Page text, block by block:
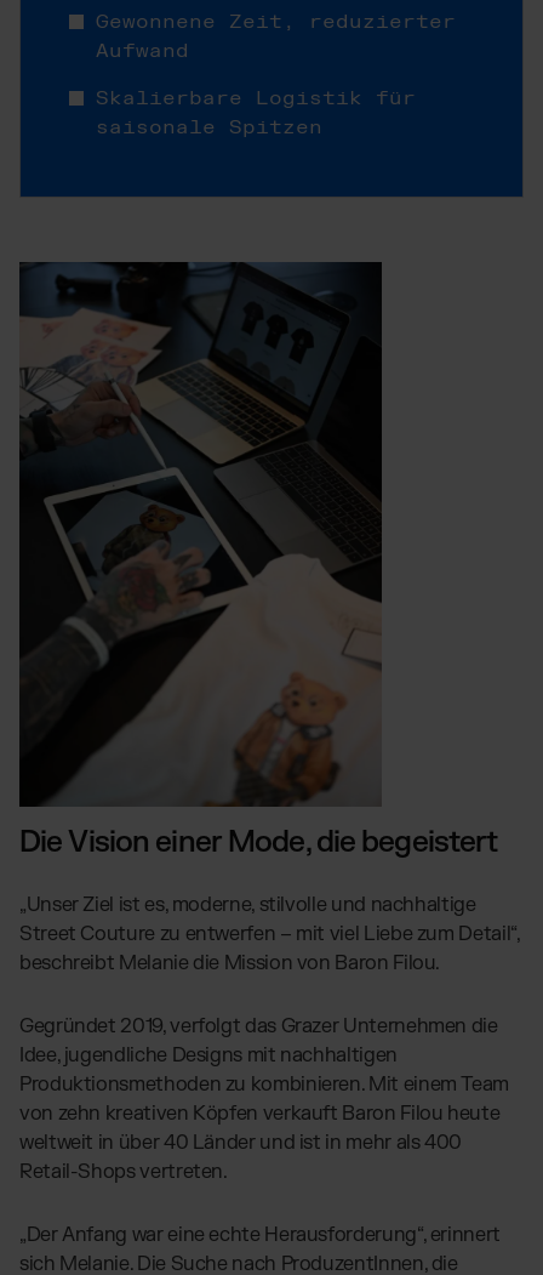
Gewonnene Zeit, reduzierter
Aufwand
Skalierbare Logistik für
saisonale Spitzen
Die Vision einer Mode, die begeistert
„Unser Ziel ist es, moderne, stilvolle und nachhaltige
Street Couture zu entwerfen – mit viel Liebe zum Detail“,
beschreibt Melanie die Mission von Baron Filou.
Gegründet 2019, verfolgt das Grazer Unternehmen die
Idee, jugendliche Designs mit nachhaltigen
Produktionsmethoden zu kombinieren. Mit einem Team
von zehn kreativen Köpfen verkauft Baron Filou heute
weltweit in über 40 Länder und ist in mehr als 400
Retail-Shops vertreten​.
„Der Anfang war eine echte Herausforderung“, erinnert
sich Melanie. Die Suche nach ProduzentInnen, die